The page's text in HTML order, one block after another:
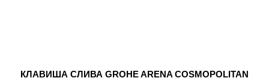
КЛАВИША СЛИВА GROHE ARENA COSMOPOLITAN